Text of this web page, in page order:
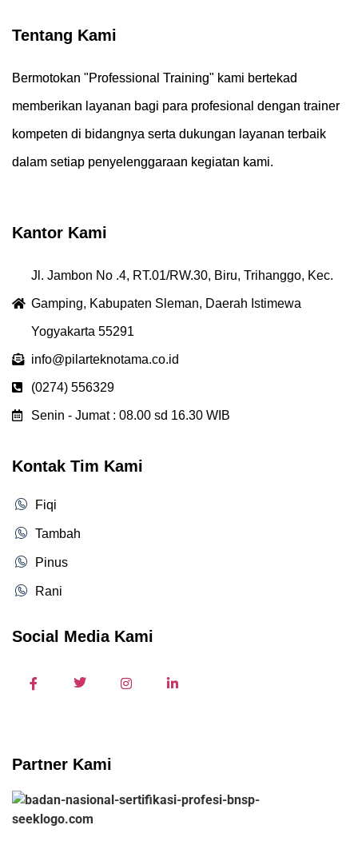
Tentang Kami
Bermotokan "Professional Training" kami bertekad
memberikan layanan bagi para profesional dengan trainer
kompeten di bidangnya serta dukungan layanan terbaik
dalam setiap penyelenggaraan kegiatan kami.
Kantor Kami
Jl. Jambon No .4, RT.01/RW.30, Biru, Trihanggo, Kec.
Gamping, Kabupaten Sleman, Daerah Istimewa
Yogyakarta 55291
info@pilarteknotama.co.id
(0274) 556329
Senin - Jumat : 08.00 sd 16.30 WIB
Kontak Tim Kami
Fiqi
Tambah
Pinus
Rani
Social Media Kami
Partner Kami